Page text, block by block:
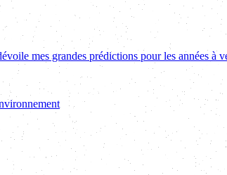
mes grandes prédictions pour les années à